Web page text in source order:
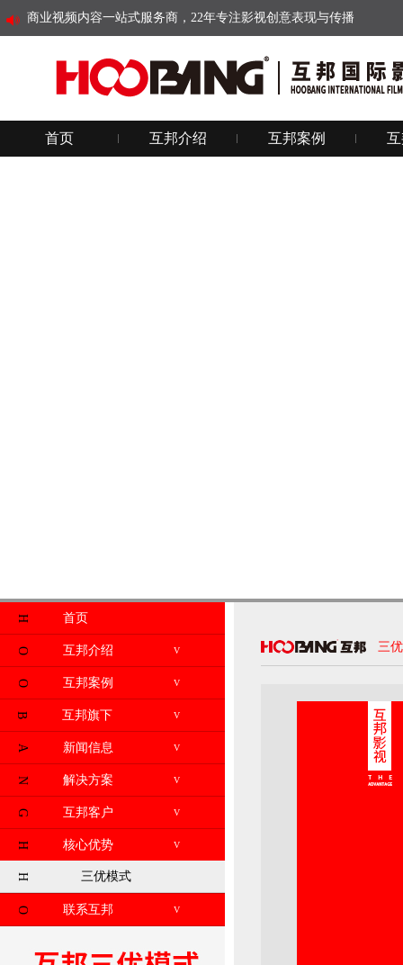
商业视频内容一站式服务商，22年专注影视创意表现与传播
首页 互邦介绍 互邦案例
H 首页
O V
互邦介绍
O V
互邦案例
B V
互邦旗下
A V
新闻信息
N V
解决方案
G V
互邦客户
H V
核心优势
H 三优模式
O V
联系互邦
三